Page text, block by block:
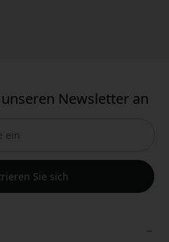
Newsletter an
Sie sich